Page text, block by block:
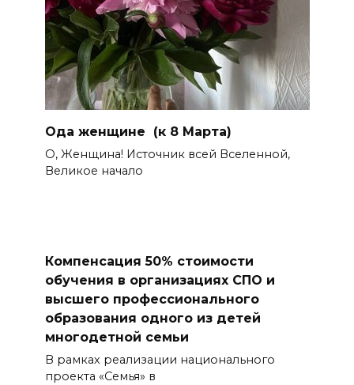
Ода женщине (к 8 Марта)
О, Женщина! Источник всей Вселенной,
Великое начало
Компенсация 50% стоимости
обучения в организациях СПО и
высшего профессионального
образования одного из детей
многодетной семьи
В рамках реализации национального
проекта «Семья» в